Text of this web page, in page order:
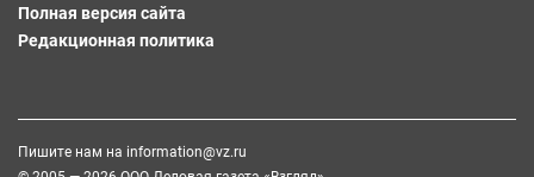
Полная версия сайта
Редакционная политика
Пишите нам на information@vz.ru